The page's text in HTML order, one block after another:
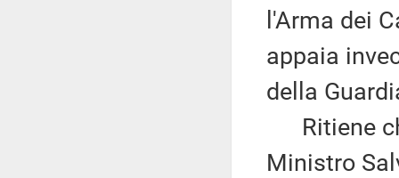
l'Arma dei
appaia
della
Ritiene
Ministro